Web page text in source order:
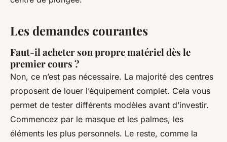
Les demandes courantes
Faut-il acheter son propre matériel dès le
premier cours ?
Non, ce n’est pas nécessaire. La majorité des centres
proposent de louer l’équipement complet. Cela vous
permet de tester différents modèles avant d’investir.
Commencez par le masque et les palmes, les
éléments les plus personnels. Le reste, comme la